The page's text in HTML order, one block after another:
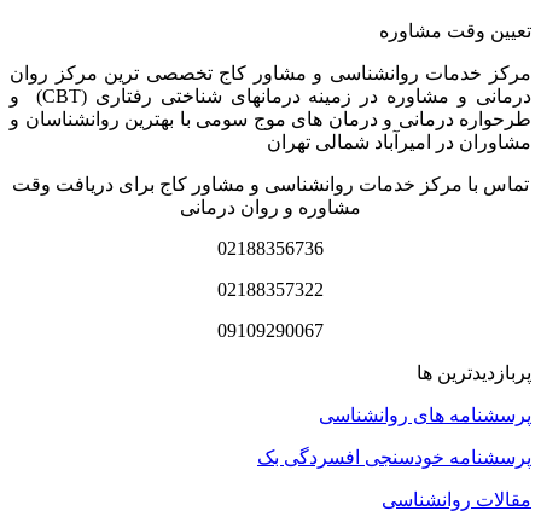
تعیین وقت مشاوره
مرکز خدمات روانشناسی و مشاور کاج تخصصی‏ ترین مرکز روان
درمانی و مشاوره در زمینه درمان‏های شناختی رفتاری (CBT) و
طرحواره درمانی و درمان های موج سومی با بهترین روانشناسان و
مشاوران در امیرآباد شمالی تهران
تماس با مرکز خدمات روانشناسی و مشاور کاج برای دریافت وقت
مشاوره و روان درمانی
02188356736
02188357322
09109290067
پربازدیدترین ها
پرسشنامه های روانشناسی
پرسشنامه خودسنجی افسردگی بک
مقالات روانشناسی